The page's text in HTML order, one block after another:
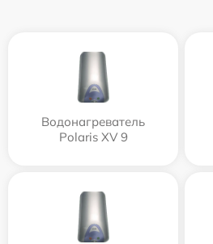
Водонагреватель
Polaris XV 9